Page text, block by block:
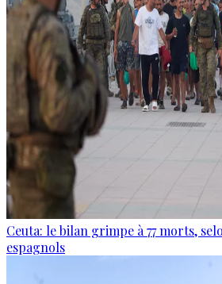
Ceuta: le bilan grimpe à 77 morts,
espagnols